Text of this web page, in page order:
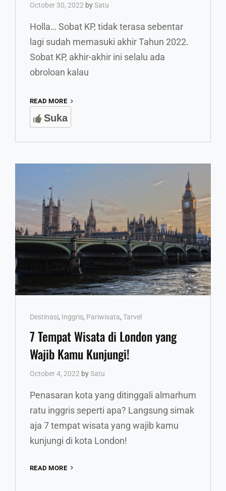
October 30, 2022 bySatu
Holla… Sobat KP, tidak terasa sebentar
lagi sudah memasuki akhir Tahun 2022.
Sobat KP, akhir-akhir ini selalu ada
obroloan kalau
READ MORE
MELAKUKAN
JALAN,
Suka
Cat
Links
Destinasi, Inggris, Pariwisata, Tarvel
7 Tempat Wisata di London yang
Wajib Kamu Kunjungi!
October 4, 2022 bySatu
Penasaran kota yang ditinggali almarhum
ratu inggris seperti apa? Langsung simak
aja 7 tempat wisata yang wajib kamu
kunjungi di kota London!
READ MORE